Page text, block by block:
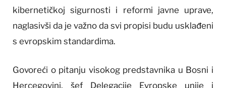
kibernetičkoj sigurnosti i reformi javne uprave,
naglasivši da je važno da svi propisi budu usklađeni
s evropskim standardima.
Govoreći o pitanju visokog predstavnika u Bosni i
Hercegovini, šef Delegacije Evropske unije i